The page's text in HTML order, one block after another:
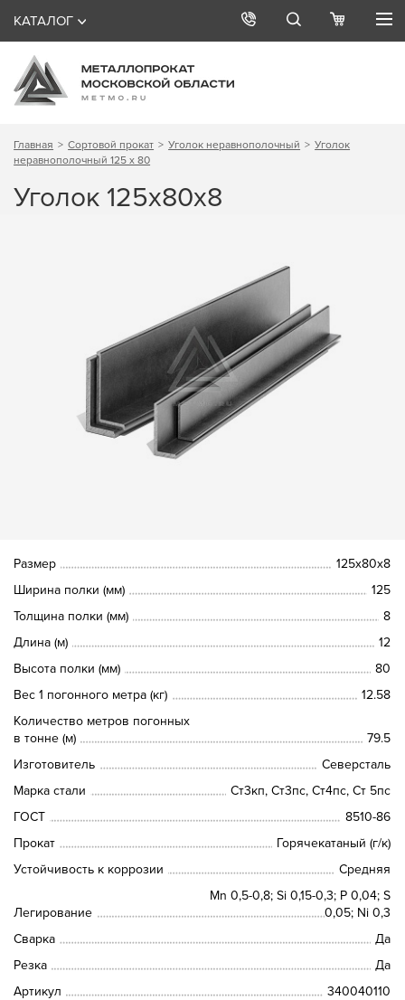
КАТАЛОГ
Главная Сортовой прокат Уголок неравнополочный
Уголок
неравнополочный 125 х 80
Уголок 125х80х8
Размер
125х80х8
Ширина полки (мм)
125
Толщина полки (мм)
8
Длина (м)
12
Высота полки (мм)
80
Вес 1 погонного метра (кг)
12.58
Количество метров погонных
в тонне (м)
79.5
Изготовитель
Северсталь
Марка стали
Ст3кп, Ст3пс, Ст4пс, Ст 5пс
ГОСТ
8510-86
Прокат
Горячекатаный (г/к)
Устойчивость к коррозии
Средняя
Легирование
Mn 0,5-0,8; Si 0,15-0,3; P 0,04; S
0,05; Ni 0,3
Сварка
Да
Резка
Да
Артикул
340040110